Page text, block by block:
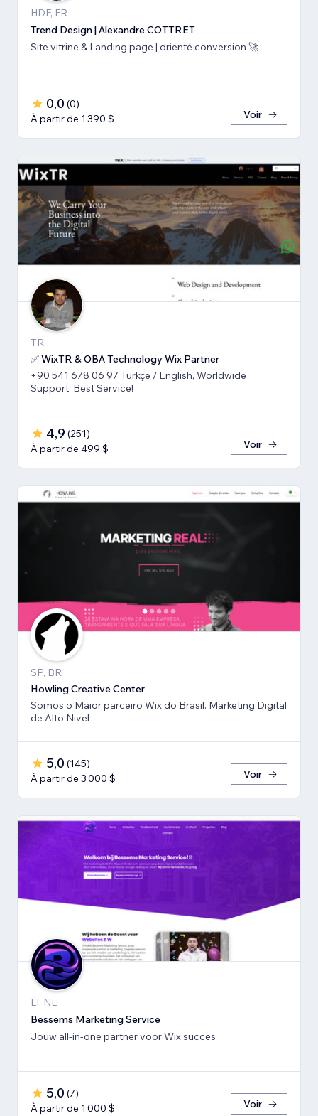
HDF, FR
Trend Design | Alexandre COTTRET
Site vitrine & Landing page | orienté conversion 🚀
0,0 (0)
À partir de 1 390 $
Voir
TR
✅ WixTR & OBA Technology Wix Partner
+90 541 678 06 97 Türkçe / English, Worldwide
Support, Best Service!
4,9 (251)
À partir de 499 $
Voir
SP, BR
Howling Creative Center
Somos o Maior parceiro Wix do Brasil. Marketing Digital
de Alto Nivel
5,0 (145)
À partir de 3 000 $
Voir
LI, NL
Bessems Marketing Service
Jouw all-in-one partner voor Wix succes
5,0 (7)
À partir de 1 000 $
Voir